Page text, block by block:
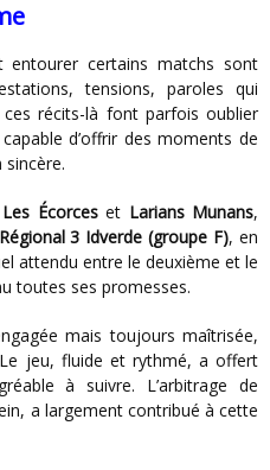
tensions, paroles qui
récits-là font parfois oublier
d’offrir des moments de
Les Écorceset Larians Munans,
Régional 3 Idverde (groupe F), en
attendu entre le deuxième et le
toutes ses promesses.
jeu, fluide et rythmé, a offert
à suivre. L’arbitrage de
a largement contribué à cette